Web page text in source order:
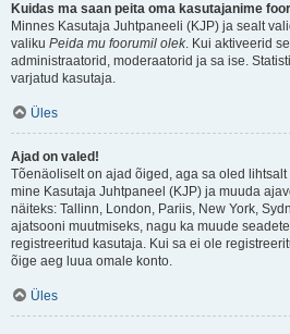
Kuidas ma saan peita oma kasutajanime
Minnes Kasutaja Juhtpaneeli (KJP) ja sealt
valiku Peida mu foorumil olek. Kui aktiveerid
administraatorid, moderaatorid ja sa ise.
varjatud kasutaja.
Üles
Ajad on valed!
Tõenäoliselt on ajad õiged, aga sa oled
mine Kasutaja Juhtpaneel (KJP) ja muuda
näiteks: Tallinn, London, Pariis, New York,
ajatsooni muutmiseks, nagu ka muude
registreeritud kasutaja. Kui sa ei ole
õige aeg luua omale konto.
Üles